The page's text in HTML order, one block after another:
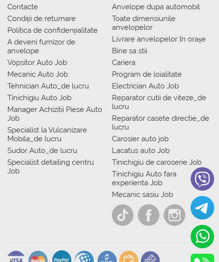
Contacte
Condiții de returnare
Politica de confidențialitate
A deveni furnizor de
anvelope
Vopsitor Auto Job
Mecanic Auto Job
Tehnician Auto_de lucru
Tinichigiu Auto Job
Manager Achizitii Piese Auto
Job
Specialist la Vulcanizare
Mobila_de lucru
Sudor Auto_de lucru
Specialist detailing centru
Job
Anvelope dupa automobil
Toate dimensiunile
anvelopelor
Livrare anvelopelor în orașe
Bine sa stii
Cariera
Program de loialitate
Electrician Auto Job
Reparator cutii de viteze_de
lucru
Reparator casete directie_de
lucru
Carosier auto job
Lacatus auto Job
Tinichigiu de caroserie Job
Tinichigiu Auto fara
experienta Job
Mecanic sasiu Job